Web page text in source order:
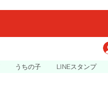
うちの子 LINEスタンプ